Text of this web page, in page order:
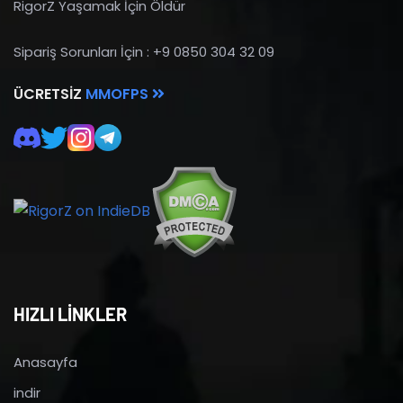
RigorZ Yaşamak İçin Öldür
Sipariş Sorunları İçin : +9 0850 304 32 09
ÜCRETSIZ MMOFPS
HIZLI LİNKLER
Anasayfa
indir